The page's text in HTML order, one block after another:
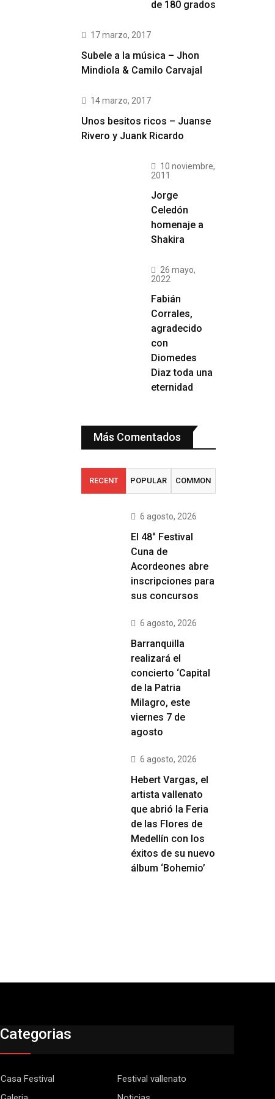
de 180 grados
17 marzo, 2017
Subele a la música – Jhon
Mindiola & Camilo Carvajal
14 marzo, 2017
Unos besitos ricos – Juanse
Rivero y Juank Ricardo
10 noviembre,
2011
Jorge
Celedón
homenaje a
Shakira
26 mayo,
2022
Fabián
Corrales,
agradecido
con
Diomedes
Diaz toda una
eternidad
Más Comentados
RECENT POPULAR COMMON
6 agosto, 2026
El 48° Festival
Cuna de
Acordeones abre
inscripciones para
sus concursos
6 agosto, 2026
Barranquilla
realizará el
concierto ‘Capital
de la Patria
Milagro, este
viernes 7 de
agosto
6 agosto, 2026
Hebert Vargas, el
artista vallenato
que abrió la Feria
de las Flores de
Medellín con los
éxitos de su nuevo
álbum ‘Bohemio’
Categorias
Casa Festival
Festival vallenato